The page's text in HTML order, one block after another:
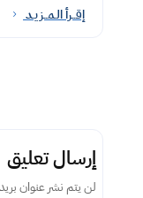
إقــرأ الـمــزيـد 5
إرسال تعليق
لن يتم نشر عنوان